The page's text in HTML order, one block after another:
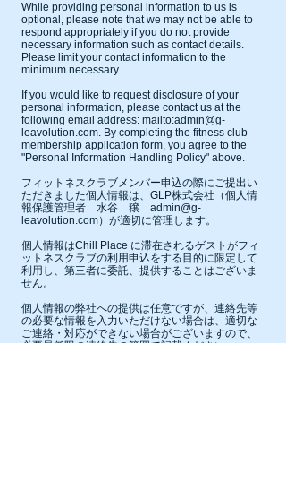
While providing personal information to us is
optional, please note that we may not be able to
respond appropriately if you do not provide
necessary information such as contact details.
Please limit your contact information to the
minimum necessary.
If you would like to request disclosure of your
personal information, please contact us at the
following email address: mailto:admin@g-
leavolution.com. By completing the fitness club
membership application form, you agree to the
"Personal Information Handling Policy" above.
フィットネスクラブメンバー申込の際にご提出い
ただきました個人情報は、GLP株式会社（個人情
報保護管理者 水谷 穣 admin@g-
leavolution.com）が適切に管理します。
個人情報はChill Place に滞在されるゲストがフィ
ットネスクラブの利用申込をする目的に限定して
利用し、第三者に委託、提供することはございま
せん。
個人情報の弊社への提供は任意ですが、連絡先等
の必要な情報を入力いただけない場合は、適切な
ご連絡・対応ができない場合がございますので、
必要最低限の連絡先の範囲で記載ください。